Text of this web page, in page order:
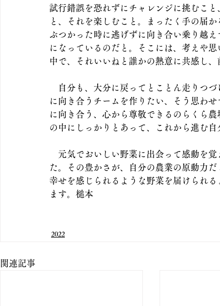
試行錯誤を恐れずにチャレンジに挑むこ
と、それを楽しむこと。まったく手の届
ぶつかった時に逃げずに向き合い乗り越
になっているのだと。そこには、考えや
中で、それいいねと誰かの熱意に共感し
自分も、大分に戻ってとことん走りつづ
に向き合うチームを作りたい、そう思わ
に向き合う、心から尊敬できるのらくら
の中にしっかりとあって、これから進む
元気でおいしい野菜に出会って感動を覚
た。その豊かさが、自分の農業の原動力
幸せを感じられるような野菜を届けられ
ます。槌本
2022
関連記事